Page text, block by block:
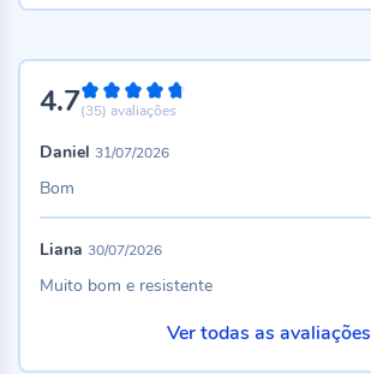
4.794%
(35) avaliações
Daniel 31/07/2026
Bom
Liana 30/07/2026
Muito bom e resistente
Ver todas as avaliações